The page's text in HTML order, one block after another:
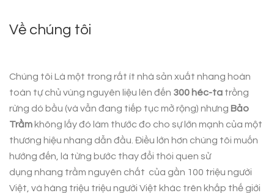
Về chúng tôi
Chúng tôi Là một trong rất ít nhà sản xuất nhang hoàn
toàn tự chủ vùng nguyên liệu lên đến 300 héc-ta trồng
rừng dó bầu (và vẫn đang tiếp tục mở rộng) nhưng Bảo
Trầm không lấy đó làm thước đo cho sự lớn mạnh của một
thương hiệu nhang dẫn đầu. Điều lớn hơn chúng tôi muốn
hướng đến, là từng bước thay đổi thói quen sử
dụng nhang trầm nguyên chất của gần 100 triệu người
Việt, và hàng triệu triệu người Việt khác trên khắp thế giới